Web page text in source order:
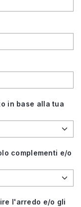
in base alla tua
complementi e/o
l'arredo e/o gli